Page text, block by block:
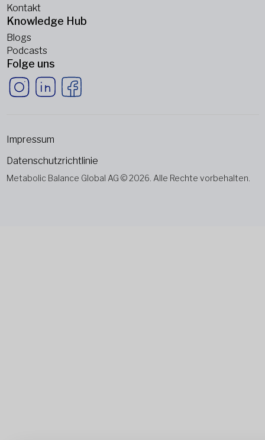
Kontakt
Knowledge Hub
Blogs
Podcasts
Folge uns
Metabolic Balance Global AG © 2026. Alle Rechte vorbehalten.
Impressum
Datenschutzrichtlinie